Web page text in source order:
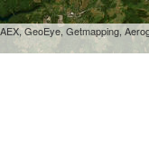
GeoEye, Getmapping,